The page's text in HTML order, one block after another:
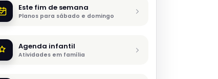
Este fim de semana
Planos para sábado e domingo
Agenda infantil
Atividades em família